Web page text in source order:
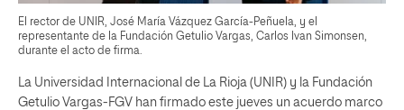
El rector de UNIR, José María Vázquez García-Peñuela, y el
representante de la Fundación Getulio Vargas, Carlos Ivan Simonsen,
durante el acto de firma.
La Universidad Internacional de La Rioja (UNIR) y la Fundación
Getulio Vargas-FGV han firmado este jueves un acuerdo marco